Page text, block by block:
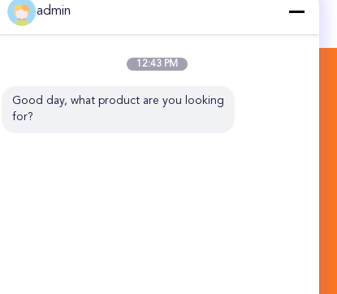
Zhengzhou Auston Machinery Equipment
admin
12:43 PM
Good day, what product are you looking
for?